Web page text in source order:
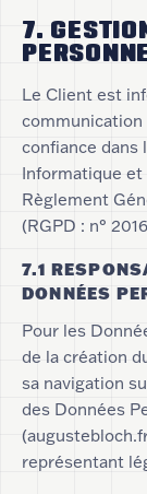
7.
Le Client est
communication
confiance dans
Informatique
Règlement
(RGPD : n°
7.1
DONNÉES
Pour les
de la création
sa navigation
des Données
représentant